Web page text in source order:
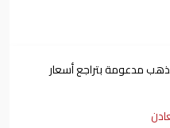
مدعومة بتراجع أسعار